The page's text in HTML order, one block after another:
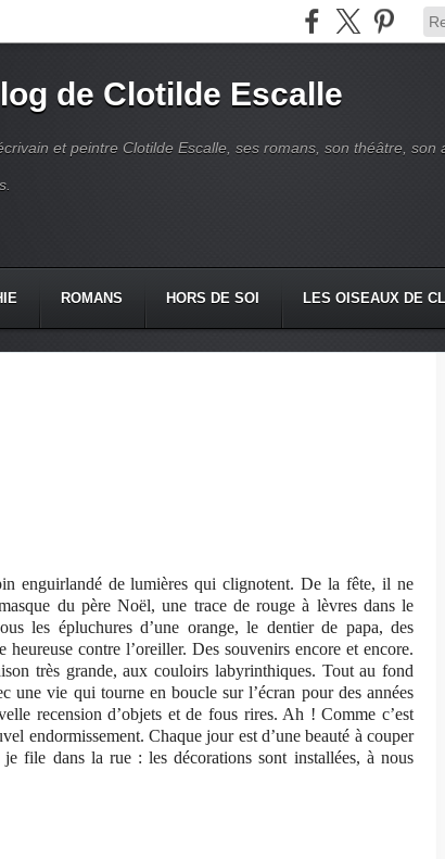
de Clotilde Escalle
et peintre Clotilde Escalle, ses romans, son théâtre, son
ROMANS HORS DE SOI LES OISEAUX DE
enguirlandé de lumières qui clignotent. De la fête, il ne
du père Noël, une trace de rouge à lèvres dans le
les épluchures d’une orange, le dentier de papa, des
contre l’oreiller. Des souvenirs encore et encore.
très grande, aux couloirs labyrinthiques. Tout au fond
une vie qui tourne en boucle sur l’écran pour des années
recension d’objets et de fous rires. Ah ! Comme c’est
endormissement. Chaque jour est d’une beauté à couper
file dans la rue : les décorations sont installées, à nous